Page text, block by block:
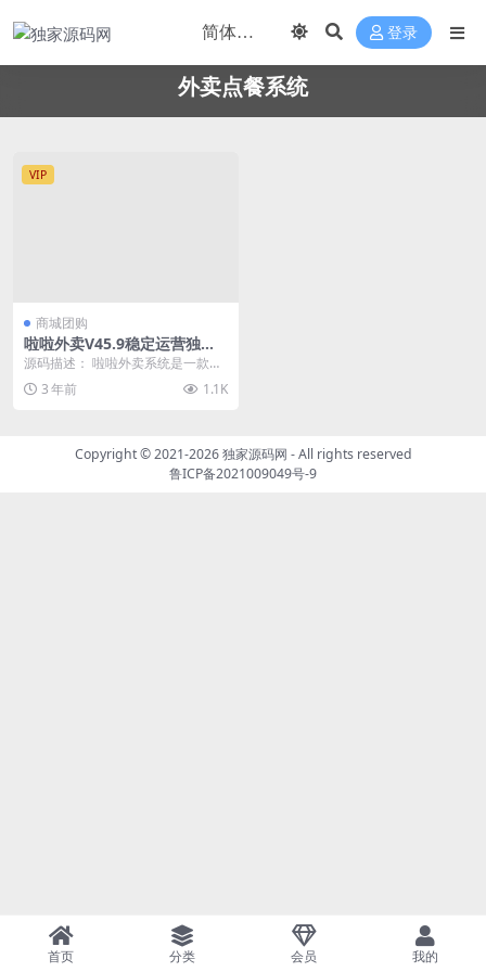
登录
外卖点餐系统
VIP
商城团购
啦啦外卖V45.9稳定运营独立
版+公众号+小程序前端 +APP
源码描述： 啦啦外卖系统是一款针
对本地生活服务的外卖点餐系统，
支持单店版、多店版...
3 年前 1.1K
Copyright © 2021-2026独家源码网 - All rights reserved
鲁ICP备2021009049号-9
首页 分类 会员 我的